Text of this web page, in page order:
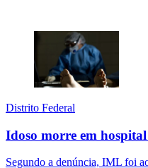
Distrito Federal
Idoso morre em
Segundo a denúncia, IML foi